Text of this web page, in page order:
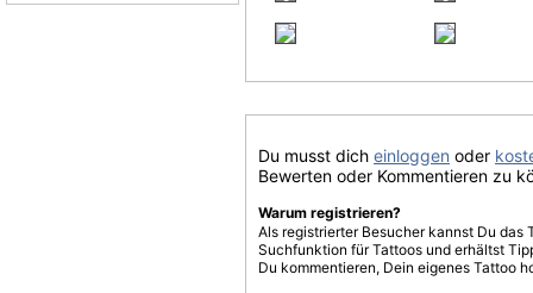
Du musst dich einloggen oder
Bewerten oder Kommentieren zu
Warum registrieren?
Als registrierter Besucher kannst Du
Suchfunktion für Tattoos und erhältst
Du kommentieren, Dein eigenes Tattoo